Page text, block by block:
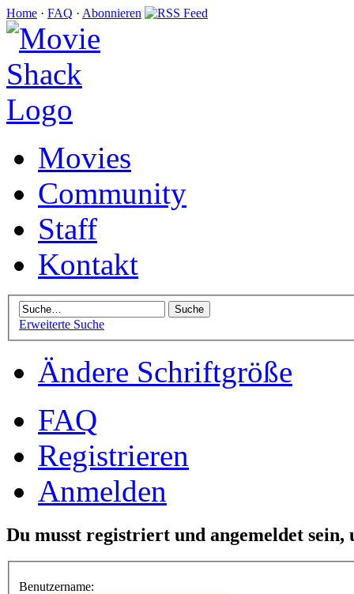
Home · FAQ · Abonnieren
Movies
Community
Staff
Kontakt
Erweiterte Suche
Ändere Schriftgröße
FAQ
Registrieren
Anmelden
Du musst registriert und angemeldet
Benutzername: